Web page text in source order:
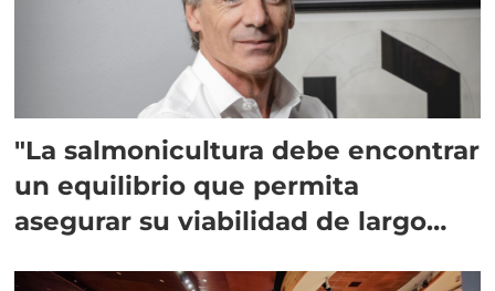
"La salmonicultura debe encontrar
un equilibrio que permita
asegurar su viabilidad de largo